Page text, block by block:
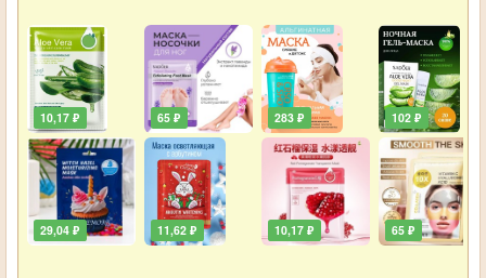
10,17 ₽
29,04 ₽
65 ₽
11,62 ₽
283 ₽
10,17 ₽
102 ₽
65 ₽